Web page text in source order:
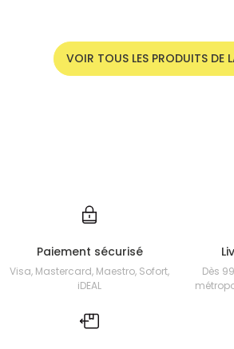
VOIR TOUS LES PRODUITS DE
Paiement sécurisé
Visa, Mastercard, Maestro, Sofort,
iDEAL
Dès